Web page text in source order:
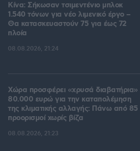
Κίνα: Σήκωσαν τσιμεντένιο μπλοκ
1.540 τόνων για νέο λιμενικό έργο –
Θα κατασκευαστούν 75 για έως 72
πλοία
08.08.2026, 21:24
Χώρα προσφέρει «χρυσά διαβατήρια»
80.000 ευρώ για την καταπολέμηση
της κλιματικής αλλαγής: Πάνω από 85
προορισμοί χωρίς βίζα
08.08.2026, 21:23